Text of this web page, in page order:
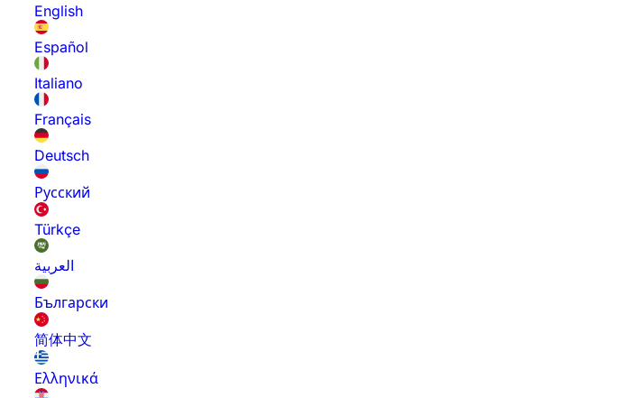
English
Español
Italiano
Français
Deutsch
Русский
Türkçe
العربية
Български
简体中文
Ελληνικά